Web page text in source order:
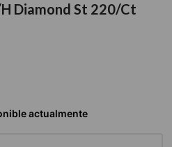
Diamond St 220/Ct